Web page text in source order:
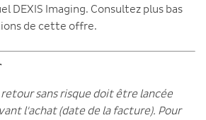
DEXIS Imaging. Consultez plus bas
de cette offre.
sans risque doit être lancée
l'achat (date de la facture). Pour